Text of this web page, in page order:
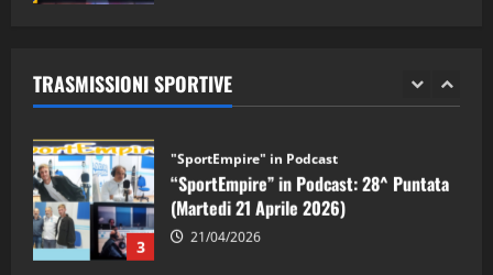
TRASMISSIONI SPORTIVE
2 28/04/2026
3
“SportEmpire” in Podcast: 28^ Puntata
(Martedi 21 Aprile 2026)